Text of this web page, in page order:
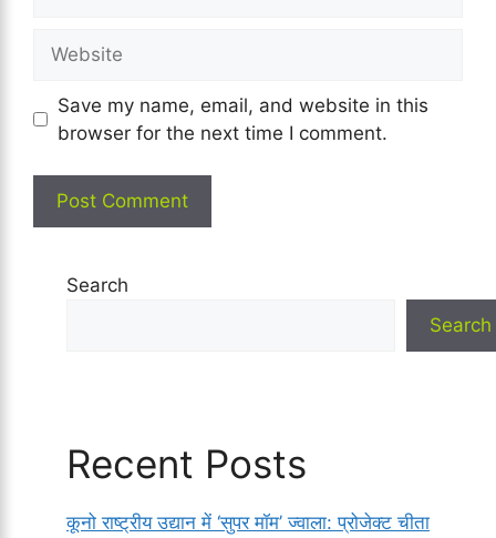
Save my name, email, and website in this
browser for the next time I comment.
Search
Search
Recent Posts
कूनो राष्ट्रीय उद्यान में ‘सुपर मॉम’ ज्वाला: प्रोजेक्ट चीता